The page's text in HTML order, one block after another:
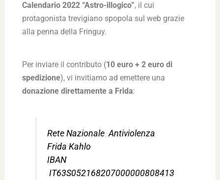
Calendario 2022 “Astro-illogico”, il cui
protagonista trevigiano spopola sul web grazie
alla penna della Fringuy.
Per inviare il contributo (10 euro + 2 euro di
spedizione), vi invitiamo ad emettere una
donazione direttamente a Frida:
Rete Nazionale Antiviolenza
Frida Kahlo
IBAN
IT63S052168207000000808413